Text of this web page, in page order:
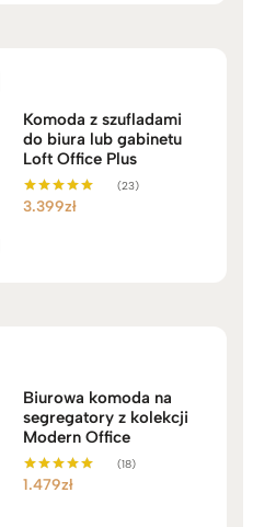
Komoda z szufladami
do biura lub gabinetu
Loft Office Plus
Oceniono
(23)
3.399zł
Biurowa komoda na
segregatory z kolekcji
Modern Office
Oceniono
(18)
1.479zł